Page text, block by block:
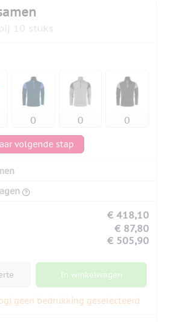
10 stuks
volgende stap
€ 418,10
€ 87,80
€ 505,90
In winkelwagen
geen bedrukking geselecteerd